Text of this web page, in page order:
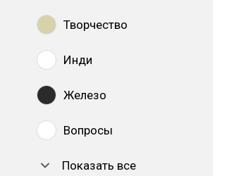
Творчество
Инди
Железо
Вопросы
Показать все